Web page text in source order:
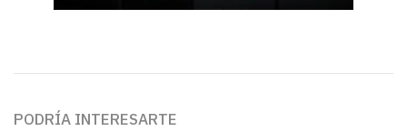
PODRÍA INTERESARTE